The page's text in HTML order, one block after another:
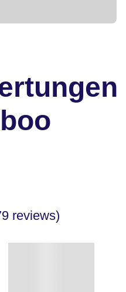
reviews)